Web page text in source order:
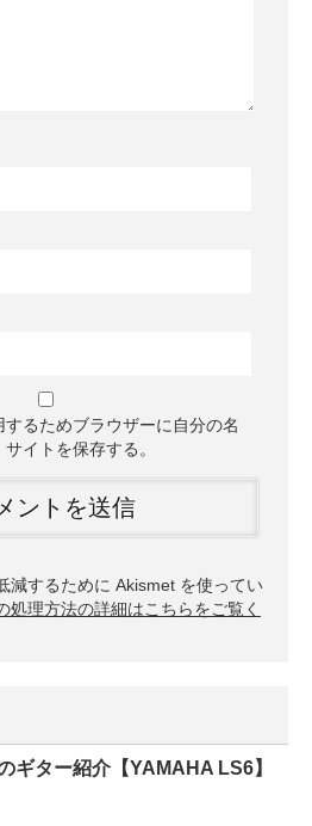
るためブラウザーに自分の名
イトを保存する。
減するために Akismet を使ってい
処理方法の詳細はこちらをご覧く
ギター紹介【YAMAHA LS6】